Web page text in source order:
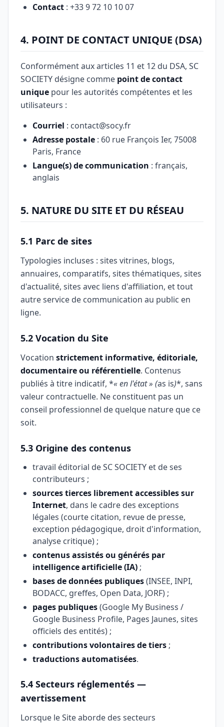
Contact : +33 9 72 10 10 07
4. POINT DE CONTACT UNIQUE (DSA)
Conformément aux articles 11 et 12 du DSA, SC
SOCIETY désigne comme point de contact
unique pour les autorités compétentes et les
utilisateurs :
Courriel : contact@socy.fr
Adresse postale : 60 rue François Ier, 75008
Paris, France
Langue(s) de communication : français,
anglais
5. NATURE DU SITE ET DU RÉSEAU
5.1 Parc de sites
Typologies incluses : sites vitrines, blogs,
annuaires, comparatifs, sites thématiques, sites
d'actualité, sites avec liens d'affiliation, et tout
autre service de communication au public en
ligne.
5.2 Vocation du Site
Vocation strictement informative, éditoriale,
documentaire ou référentielle. Contenus
publiés à titre indicatif, *« en l'état » (as is)*, sans
valeur contractuelle. Ne constituent pas un
conseil professionnel de quelque nature que ce
soit.
5.3 Origine des contenus
travail éditorial de SC SOCIETY et de ses
contributeurs ;
sources tierces librement accessibles sur
Internet, dans le cadre des exceptions
légales (courte citation, revue de presse,
exception pédagogique, droit d'information,
analyse critique) ;
contenus assistés ou générés par
intelligence artificielle (IA) ;
bases de données publiques(INSEE, INPI,
BODACC, greffes, Open Data, JORF) ;
pages publiques(Google My Business /
Google Business Profile, Pages Jaunes, sites
officiels des entités) ;
contributions volontaires de tiers ;
traductions automatisées.
5.4 Secteurs réglementés —
avertissement
Lorsque le Site aborde des secteurs